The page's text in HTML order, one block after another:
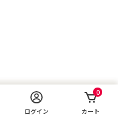
ログイン
0
カート